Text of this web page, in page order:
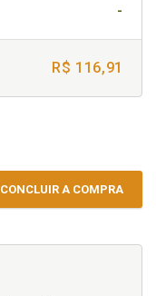
-
R$ 116,91
CONCLUIR A COMPRA